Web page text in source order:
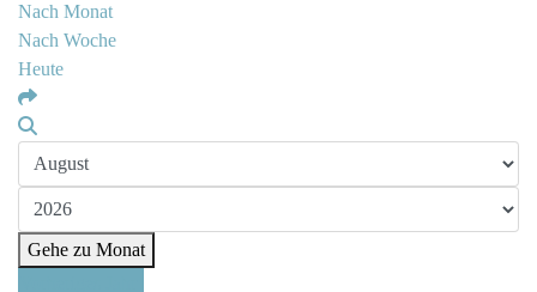
Nach Monat
Nach Woche
Heute
Gehe zu Monat